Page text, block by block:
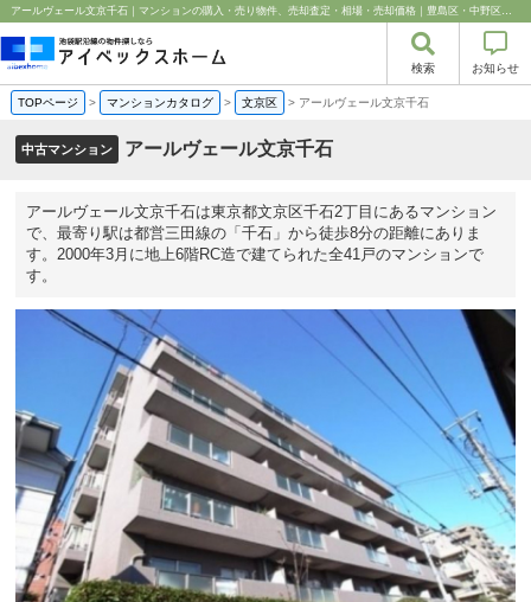
アールヴェール文京千石｜マンションの購入・売り物件、売却査定・相場・売却価格｜豊島区・中野区・新宿区の中古マンション・リノベーション情報なら池袋のアイベックスホーム！
検索 お知らせ
TOPページ > マンションカタログ > 文京区 > アールヴェール文京千石
中古マンション アールヴェール文京千石
アールヴェール文京千石は東京都文京区千石2丁目にあるマンション
で、最寄り駅は都営三田線の「千石」から徒歩8分の距離にありま
す。2000年3月に地上6階RC造で建てられた全41戸のマンションで
す。